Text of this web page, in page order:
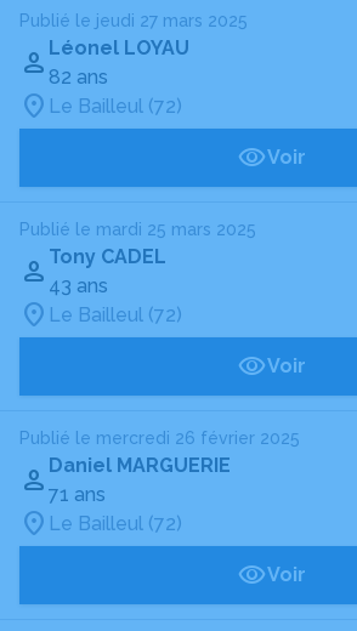
Publié le jeudi 27 mars 2025
Léonel LOYAU
82 ans
Le Bailleul (72)
Voir
Publié le mardi 25 mars 2025
Tony CADEL
43 ans
Le Bailleul (72)
Voir
Publié le mercredi 26 février 2025
Daniel MARGUERIE
71 ans
Le Bailleul (72)
Voir